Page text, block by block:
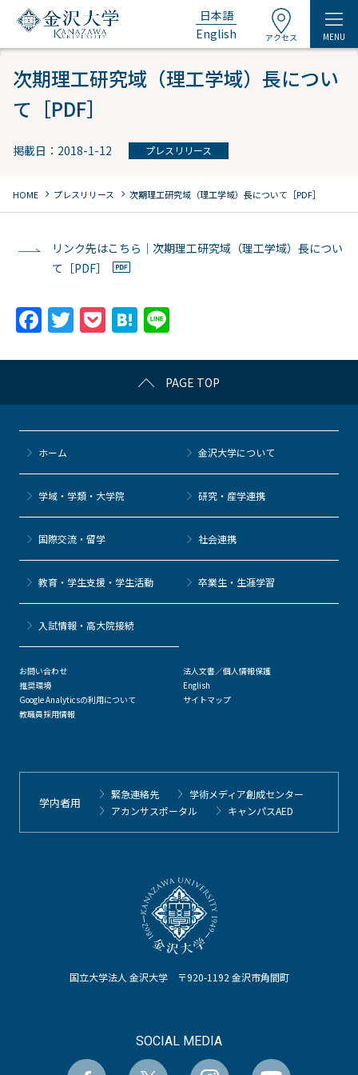
日本語
English
アクセス MENU
次期理工研究域（理工学域）長につい
て［PDF］
掲載日：2018-1-12 プレスリリース
HOME chevron_right プレスリリース chevron_right 次期理工研究域（理工学域）長について［PDF］
リンク先はこちら｜次期理工研究域（理工学域）長につい
て［PDF］
F
c
e
b
o
o
k
T
itt
er
P
c
k
et
H
e
n
a
e
PAGE TOP
国立大学法人 金沢大学 〒920-1192 金沢市角間町
SOCIAL MEDIA
ホーム 金沢大学について
学域・学類・大学院 研究・産学連携
国際交流・留学 社会連携
教育・学生支援・学生活動 卒業生・生涯学習
⼊試情報・高大院接続
お問い合わせ
推奨環境
Google Analyticsの利用について
教職員採用情報
法人文書／個人情報保護
English
サイトマップ
学内者用
緊急連絡先
学術メディア創成センター
アカンサスポータル
キャンパスAED